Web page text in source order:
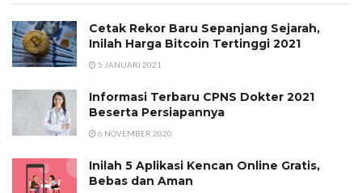
Cetak Rekor Baru Sepanjang Sejarah,
Inilah Harga Bitcoin Tertinggi 2021
5 JANUARI 2021
Informasi Terbaru CPNS Dokter 2021
Beserta Persiapannya
6 NOVEMBER 2020
Inilah 5 Aplikasi Kencan Online Gratis,
Bebas dan Aman